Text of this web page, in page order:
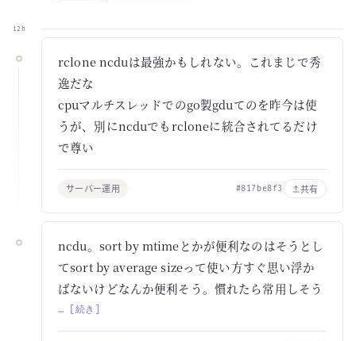
12h
rclone ncduは最強かもしれない。これまじで秀
逸だな
cpuマルチスレッドでのgo製gduてのを昨今は使
うが、別にncduでもrcloneに統合されてるだけ
で尊い
サーバー運用 #817be8f3 共有
ncdu。sort by mtimeとかが便利なのはそうとし
てsort by average sizeって使い方すぐ思い浮か
ばないけどなんか便利そう。慣れたら常用しそう
… [続き]